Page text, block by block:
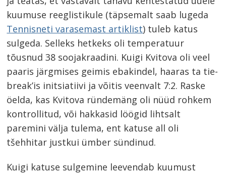
kuumuse reeglistikule (täpsemalt saab lugeda
Tennisneti varasemast artiklist) tuleb katus
sulgeda. Selleks hetkeks oli temperatuur
tõusnud 38 soojakraadini. Kuigi Kvitova oli veel
paaris järgmises geimis ebakindel, haaras ta tie-
break’is initsiatiivi ja võitis veenvalt 7:2. Raske
öelda, kas Kvitova ründemäng oli nüüd rohkem
kontrollitud, või hakkasid löögid lihtsalt
paremini välja tulema, ent katuse all oli
tšehhitar justkui ümber sündinud.
Kuigi katuse sulgemine leevendab kuumust